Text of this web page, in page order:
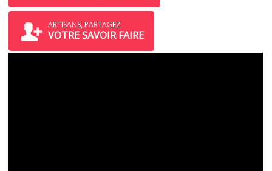
ARTISANS, PARTAGEZ
VOTRE SAVOIR FAIRE